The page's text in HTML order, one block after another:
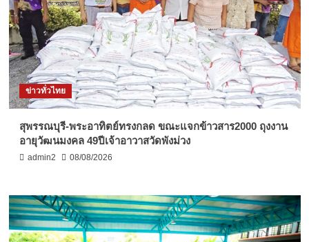
ข่าวทั่วไทย
สุพรรณบุรี-พระอาทิตย์ทรงกลด ขณะแจกข้าวสาร2000 ถุงงาน
อายุวัฒนมงคล 49ปีเจ้าอาวาสวัดพังม่วง
admin2 08/08/2026